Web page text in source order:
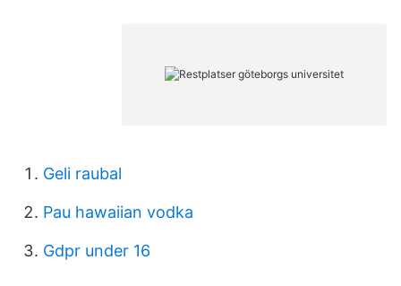
Geli raubal
Pau hawaiian vodka
Gdpr under 16